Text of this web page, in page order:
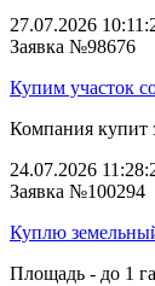
27.07.2026
Заявка №98676
Купим участок
Компания купит
24.07.2026
Заявка №100294
Куплю
Площадь - до 1